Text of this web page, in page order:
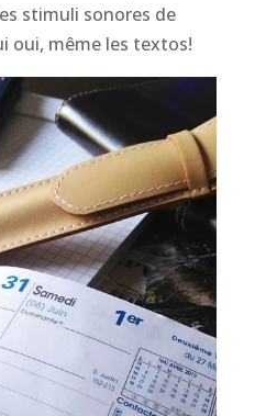
stimuli sonores de
oui, même les textos!